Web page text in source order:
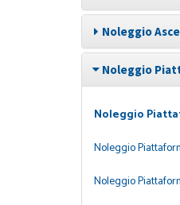
Noleggio
Noleggio
Noleggio
Noleggio
Noleggio